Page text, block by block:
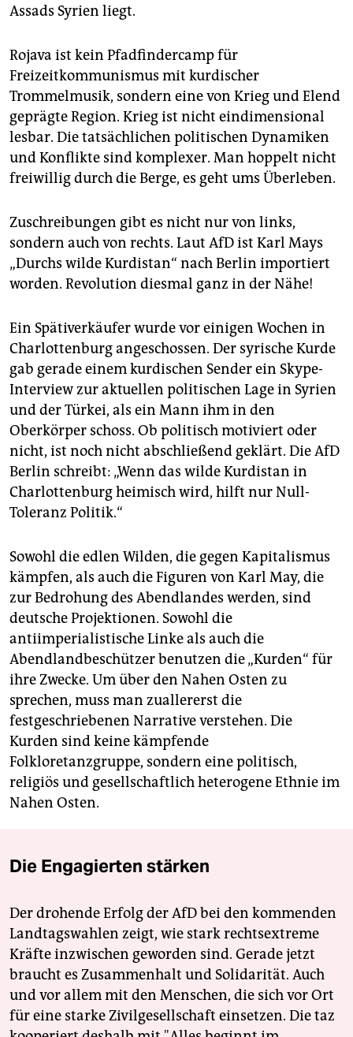
Assads Syrien liegt.
Rojava ist kein Pfadfindercamp für
Freizeitkommunismus mit kurdischer
Trommelmusik, sondern eine von Krieg und Elend
geprägte Region. Krieg ist nicht eindimensional
lesbar. Die tatsächlichen politischen Dynamiken
und Konflikte sind komplexer. Man hoppelt nicht
freiwillig durch die Berge, es geht ums Überleben.
Zuschreibungen gibt es nicht nur von links,
sondern auch von rechts. Laut AfD ist Karl Mays
„Durchs wilde Kurdistan“ nach Berlin importiert
worden. Revolution diesmal ganz in der Nähe!
Ein Spätiverkäufer wurde vor einigen Wochen in
Charlottenburg angeschossen. Der syrische Kurde
gab gerade einem kurdischen Sender ein Skype-
Interview zur aktuellen politischen Lage in Syrien
und der Türkei, als ein Mann ihm in den
Oberkörper schoss. Ob politisch motiviert oder
nicht, ist noch nicht abschließend geklärt. Die AfD
Berlin schreibt: „Wenn das wilde Kurdistan in
Charlottenburg heimisch wird, hilft nur Null-
Toleranz Politik.“
Sowohl die edlen Wilden, die gegen Kapitalismus
kämpfen, als auch die Figuren von Karl May, die
zur Bedrohung des Abendlandes werden, sind
deutsche Projektionen. Sowohl die
antiimperialistische Linke als auch die
Abendlandbeschützer benutzen die „Kurden“ für
ihre Zwecke. Um über den Nahen Osten zu
sprechen, muss man zuallererst die
festgeschriebenen Narrative verstehen. Die
Kurden sind keine kämpfende
Folkloretanzgruppe, sondern eine politisch,
religiös und gesellschaftlich heterogene Ethnie im
Nahen Osten.
Die Engagierten stärken
Der drohende Erfolg der AfD bei den kommenden
Landtagswahlen zeigt, wie stark rechtsextreme
Kräfte inzwischen geworden sind. Gerade jetzt
braucht es Zusammenhalt und Solidarität. Auch
und vor allem mit den Menschen, die sich vor Ort
für eine starke Zivilgesellschaft einsetzen. Die taz